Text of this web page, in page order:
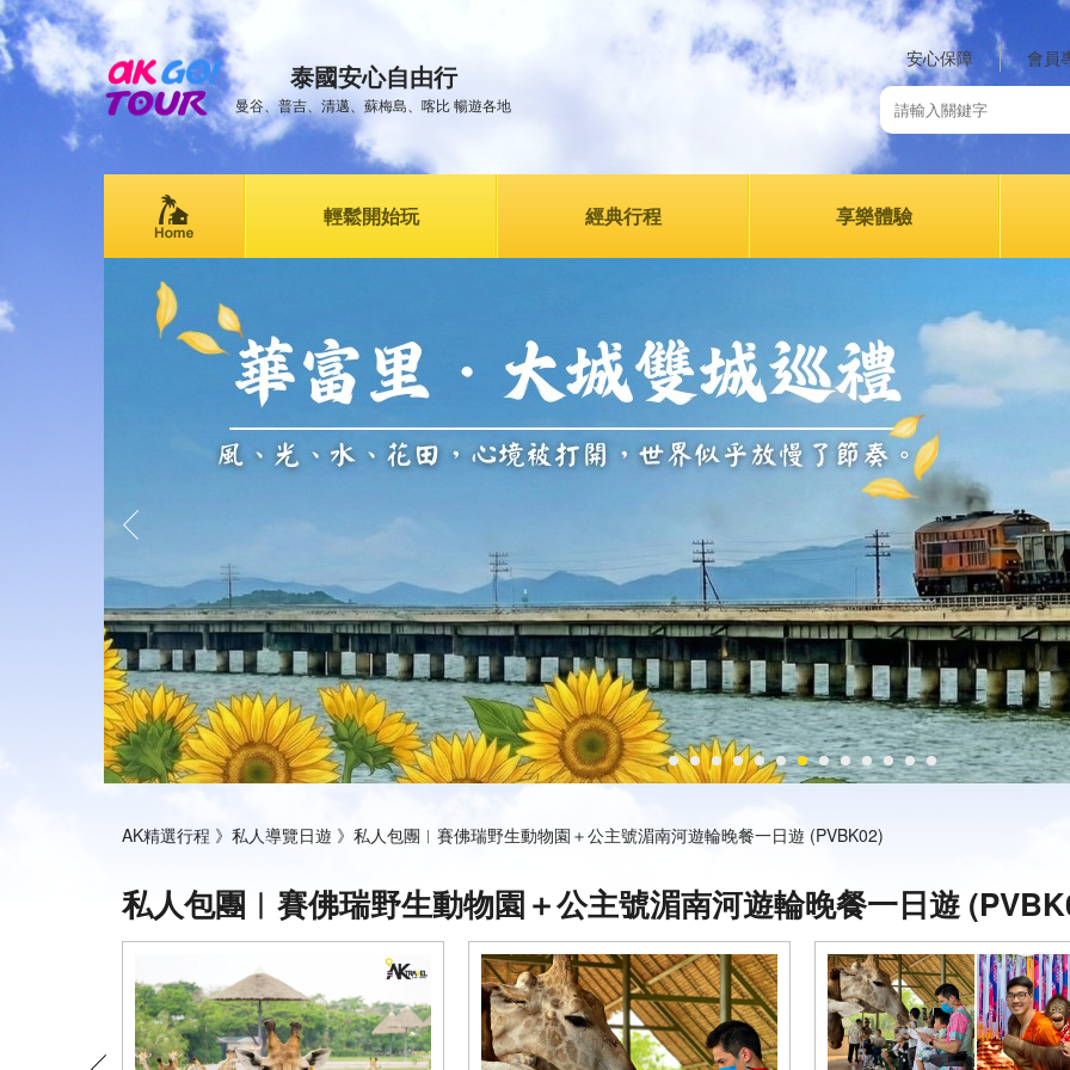
泰國安心自由行
曼谷、普吉、清邁、蘇梅島、喀比 暢遊各地
安心保障 會員
輕鬆開始玩 經典行程 享樂體驗
AK精選行程 》 私人導覽日遊 》 私人包團︱賽佛瑞野生動物園＋公主號湄南河遊輪晚餐一日遊 (PVBK02)
私人包團︱賽佛瑞野生動物園＋公主號湄南河遊輪晚餐一日遊